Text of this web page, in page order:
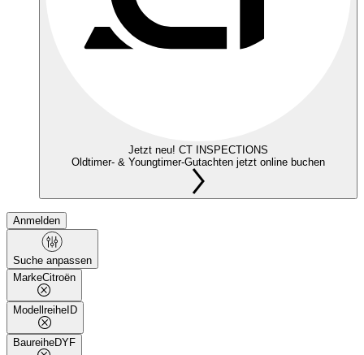
Jetzt neu! CT INSPECTIONS
Oldtimer- & Youngtimer-Gutachten jetzt online buchen
Anmelden
Suche anpassen
MarkeCitroën
Modellreihe ID
BaureiheDYF